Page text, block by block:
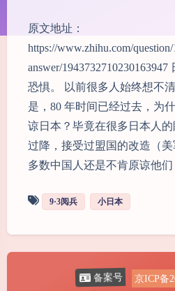
夜间模式
原文地址：
https://www.zhihu.com/
answer/
恐惧。 以前很多人始终想不
是，80 年时间已经过去，为
谅日本？毕竟在很多日本人
过降，接受过盟国的改造（
多数中国人还是不肯原谅他
9·3阅兵 小日本
备案号 京ICP备